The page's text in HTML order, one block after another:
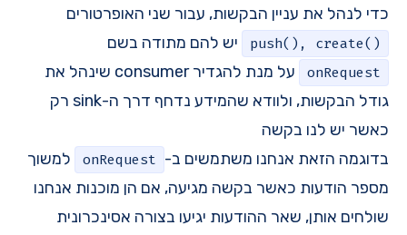
כדי לנהל את עניין הבקשות, עבור שני האופרטורים
push(), create() יש להם מתודה בשם
onRequest
על מנת להגדיר consumer שינהל את
גודל הבקשות, ולוודא שהמידע נדחף דרך ה-sink רק
כאשר יש לנו בקשה
בדוגמה הזאת אנחנו משתמשים ב- onRequest
למשוך
מספר הודעות כאשר בקשה מגיעה, אם הן מוכנות אנחנו
שולחים אותן, שאר ההודעות יגיעו בצורה אסינכרונית